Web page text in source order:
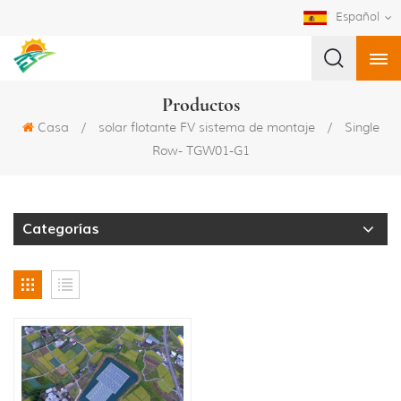
Español
Productos
Casa / solar flotante FV sistema de montaje /
Single
Row- TGW01-G1
Categorías